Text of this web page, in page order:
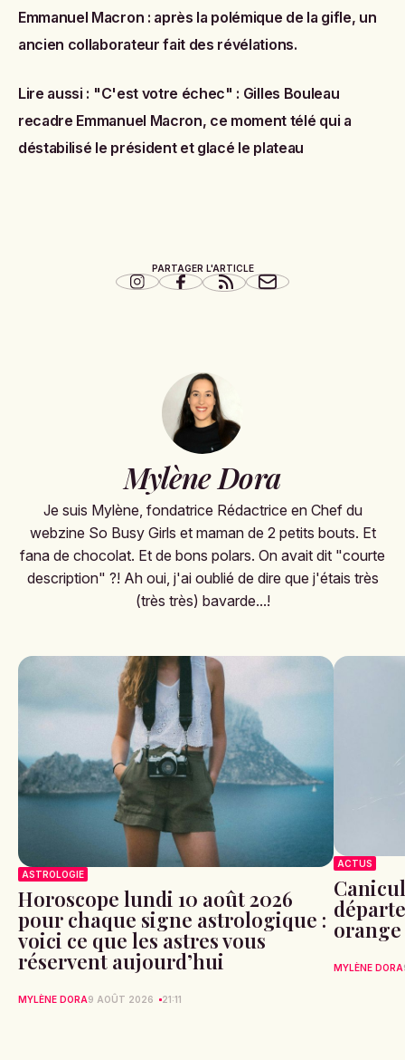
Emmanuel Macron : après la polémique de la gifle, un
ancien collaborateur fait des révélations.
Lire aussi : "C'est votre échec" : Gilles Bouleau
recadre Emmanuel Macron, ce moment télé qui a
déstabilisé le président et glacé le plateau
PARTAGER L'ARTICLE
Mylène Dora
Je suis Mylène, fondatrice Rédactrice en Chef du
webzine So Busy Girls et maman de 2 petits bouts. Et
fana de chocolat. Et de bons polars. On avait dit "courte
description" ?! Ah oui, j'ai oublié de dire que j'étais très
(très très) bavarde...!
ASTROLOGIE
Horoscope lundi 10 août 2026
pour chaque signe astrologique :
voici ce que les astres vous
réservent aujourd’hui
MYLÈNE DORA9 AOÛT 2026 21:11
ACTUS
MYLÈNE DORA